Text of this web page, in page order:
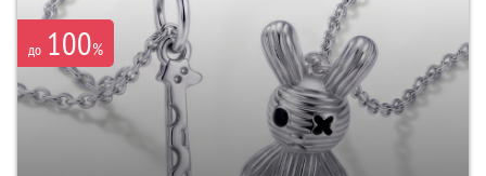
до 100%